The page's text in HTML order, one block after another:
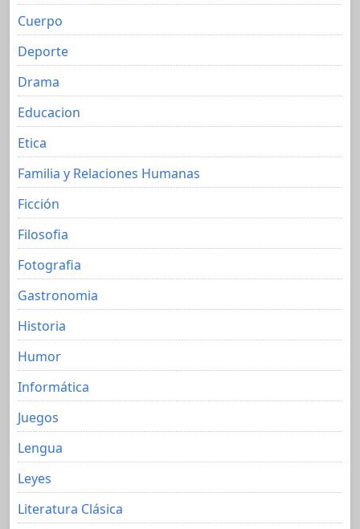
Cuerpo
Deporte
Drama
Educacion
Etica
Familia y Relaciones Humanas
Ficción
Filosofia
Fotografia
Gastronomia
Historia
Humor
Informática
Juegos
Lengua
Leyes
Literatura Clásica